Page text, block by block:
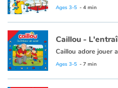
Activities and workshops
Dyslexia and reading
Ce livre est
Ages 3-5 - 4 min
Caillou -
Ce livre est
Ages 3-5 - 7 min